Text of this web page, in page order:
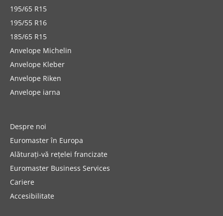
195/65 R15
195/55 R16
185/65 R15
Anvelope Michelin
Anvelope Kleber
Anvelope Riken
Anvelope iarna
Despre noi
Euromaster în Europa
Alăturați-vă rețelei francizate
Euromaster Business Services
Cariere
Accesibilitate